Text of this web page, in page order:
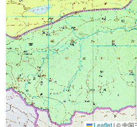
Leaflet|© 中国